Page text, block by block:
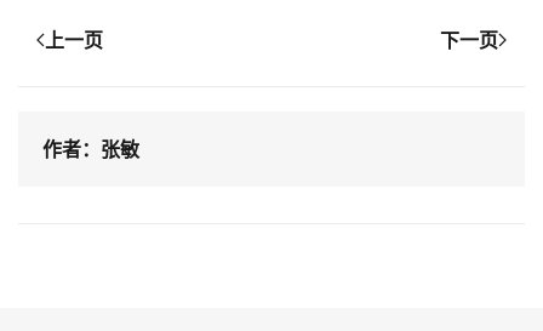
上一页 下一页
作者：张敏